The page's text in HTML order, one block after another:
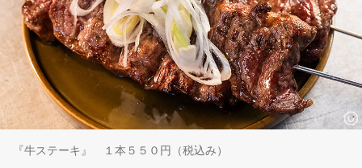
『牛ステーキ』 １本５５０円（税込み）